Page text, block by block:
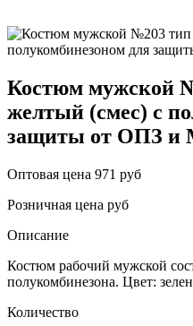
Костюм мужской
желтый (смес) с
защиты от ОПЗ и
Оптовая цена 971 руб
Розничная цена руб
Описание
Костюм рабочий мужской
полукомбинезона. Цвет:
Количество